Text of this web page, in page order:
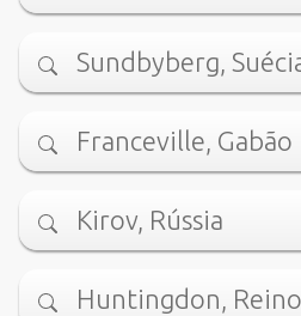
Sundbyberg,
Franceville, Gabão
Kirov, Rússia
Huntingdon,